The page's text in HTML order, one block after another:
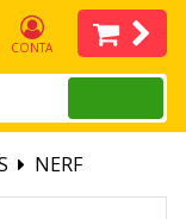
CONTA
NERF